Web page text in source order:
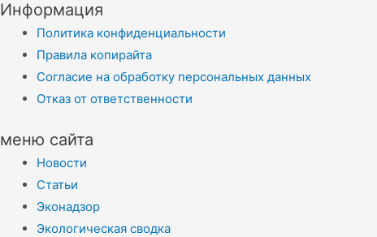
Информация
Политика конфиденциальности
Правила копирайта
Согласие на обработку персональных данных
Отказ от ответственности
меню сайта
Новости
Статьи
Эконадзор
Экологическая сводка